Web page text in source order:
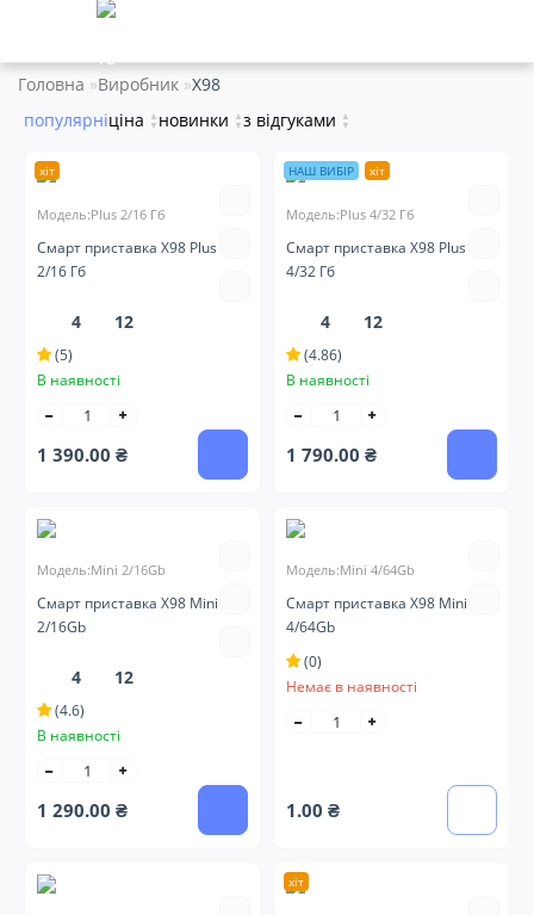
Головна Виробник X98
популярніціна ▲
▼ новинки ▲
▼з відгуками ▲
▼
хіт
Модель:Plus 2/16 Гб
Смарт приставка X98 Plus
2/16 Гб
4 12
(5)
В наявності
1 390.00 ₴
НАШ ВИБІР хіт
Модель:Plus 4/32 Гб
Смарт приставка X98 Plus
4/32 Гб
4 12
(4.86)
В наявності
1 790.00 ₴
Модель:Mini 2/16Gb
Смарт приставка X98 Mini
2/16Gb
4 12
(4.6)
В наявності
1 290.00 ₴
Модель:Mini 4/64Gb
Смарт приставка X98 Mini
4/64Gb
(0)
Немає в наявності
1.00 ₴
хіт